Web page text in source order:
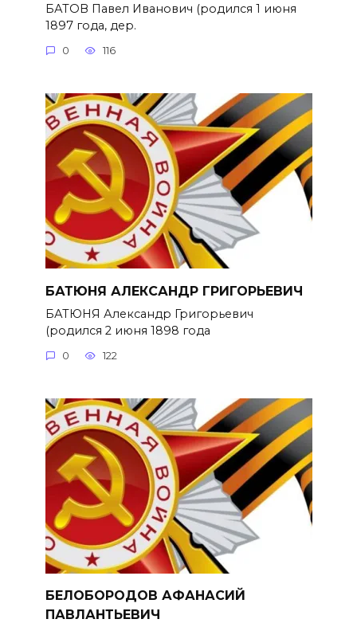
БАТОВ Павел Иванович (родился 1 июня
1897 года, дер.
0 116
БАТЮНЯ АЛЕКСАНДР ГРИГОРЬЕВИЧ
БАТЮНЯ Александр Григорьевич
(родился 2 июня 1898 года
0 122
БЕЛОБОРОДОВ АФАНАСИЙ
ПАВЛАНТЬЕВИЧ